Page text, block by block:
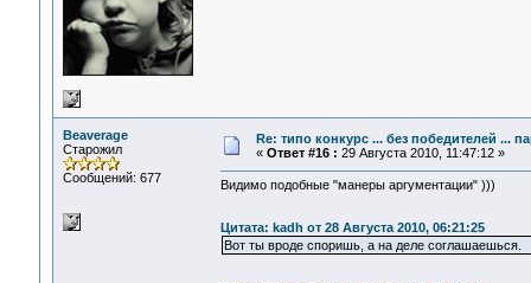
Beaverage
Старожил
Сообщений: 677
Re: типо конкурс ... без победителей ...
« Ответ #16 : 29 Августа 2010, 11:47:12 »
Видимо подобные "манеры аргументации" )))
Цитата: kadh от 28 Августа 2010, 06:21:25
Вот ты вроде споришь, а на деле соглашаешься.